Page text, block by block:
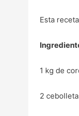
Esta
1 kg de
2